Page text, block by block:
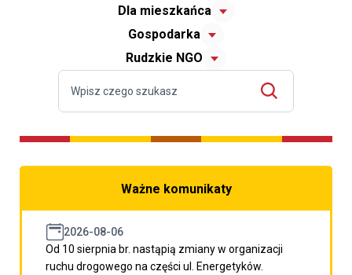
Dla mieszkańca
Gospodarka
Rudzkie NGO
Ważne komunikaty
2026-08-06
Od 10 sierpnia br. nastąpią zmiany w organizacji
ruchu drogowego na części ul. Energetyków.